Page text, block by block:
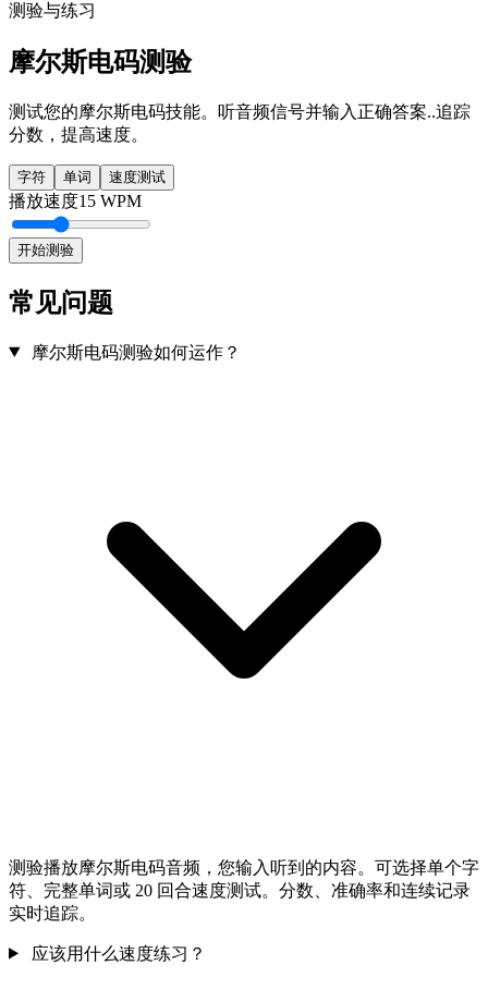
测验与练习
摩尔斯电码测验
测试您的摩尔斯电码技能。听音频信号并输入正确答案..追踪
分数，提高速度。
字符 单词 速度测试
播放速度15 WPM
开始测验
常见问题
摩尔斯电码测验如何运作？
测验播放摩尔斯电码音频，您输入听到的内容。可选择单个字
符、完整单词或 20 回合速度测试。分数、准确率和连续记录
实时追踪。
应该用什么速度练习？